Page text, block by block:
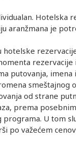
Hotelska
aranžmana je
hotelske
rezervacije
putovanja,
smeštajnog
od strane
prema
programa. U tom
po važećem